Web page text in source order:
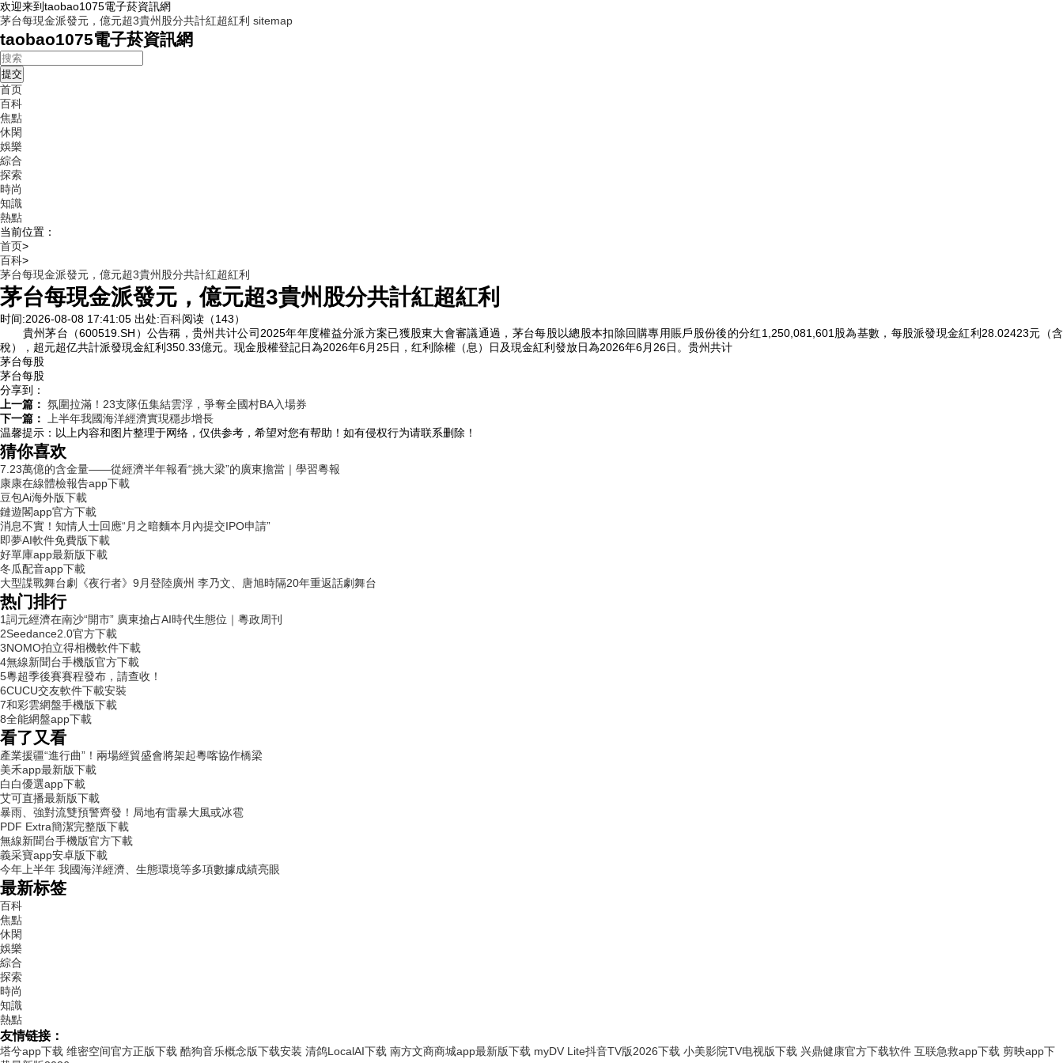
欢迎来到taobao1075電子菸資訊網
茅台每現金派發元，億元超3貴州股分共計紅超紅利 sitemap
taobao1075電子菸資訊網
首页
百科
焦點
休閑
娛樂
綜合
探索
時尚
知識
熱點
当前位置：
首页>
百科>
茅台每現金派發元，億元超3貴州股分共計紅超紅利
茅台每現金派發元，億元超3貴州股分共計紅超紅利
时间:2026-08-08 17:41:05 出处:百科阅读（143）
貴州茅台（600519.SH ） 公告稱，贵州共计公司2025年年度權益分派方案已獲股東大會審議通過，茅台每股以總股本扣除回購專用賬戶股份後的分红1,250,081,601股為基數，每股派發現金紅利28.02423元 （含
稅） ，超元超亿共計派發現金紅利350.33億元。现金股權登記日為2026年6月25日，红利除權 （息 ）
日及現金紅利發放日為2026年6月26日。贵州共计
茅台每股
茅台每股
分享到：
上一篇： 氛圍拉滿！23支隊伍集結雲浮，爭奪全國村BA入場券
下一篇：
上半年我國海洋經濟實現穩步增長
温馨提示： 以上内容和图片整理于网络，仅供参考，希望对您有帮助！如有侵权行为请联系删除！
猜你喜欢
7.23萬億的含金量——從經濟半年報看“挑大梁”的廣東擔當｜學習粵報
康康在線體檢報告app下載
豆包Ai海外版下載
鏈遊閣app官方下載
消息不實！知情人士回應“月之暗麵本月內提交IPO申請”
即夢AI軟件免費版下載
好單庫app最新版下載
冬瓜配音app下載
大型諜戰舞台劇《夜行者》9月登陸廣州 李乃文、唐旭時隔20年重返話劇舞台
热门排行
1詞元經濟在南沙“開市” 廣東搶占AI時代生態位｜粵政周刊
2Seedance2.0官方下載
3NOMO拍立得相機軟件下載
4無線新聞台手機版官方下載
5粵超季後賽賽程發布，請查收！
6CUCU交友軟件下載安裝
7和彩雲網盤手機版下載
8全能網盤app下載
看了又看
產業援疆“進行曲”！兩場經貿盛會將架起粵喀協作橋梁
美禾app最新版下載
白白優選app下載
艾可直播最新版下載
暴雨、強對流雙預警齊發！局地有雷暴大風或冰雹
PDF Extra簡潔完整版下載
無線新聞台手機版官方下載
義采寶app安卓版下載
今年上半年 我國海洋經濟、生態環境等多項數據成績亮眼
最新标签
百科
焦點
休閑
娛樂
綜合
探索
時尚
知識
熱點
友情链接：
塔兮app下载 维密空间官方正版下载 酷狗音乐概念版下载安装 清鸽LocalAI下载 南方文商商城app最新版下载 myDV Lite抖音TV版2026下载 小美影院TV电视版下载 兴鼎健康官方下载软件 互联急救app下载 剪映app下